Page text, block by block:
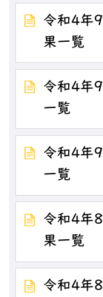
令和4年
果一覧
令和4年
一覧
令和4年
一覧
令和4年
果一覧
令和4年